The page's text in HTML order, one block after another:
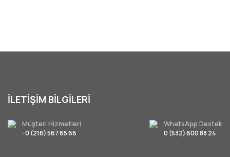
İLETİŞİM BİLGİLERİ
Müşteri Hizmetleri
-0 (216) 567 65 66
WhatsApp Destek
0 (532) 600 88 24